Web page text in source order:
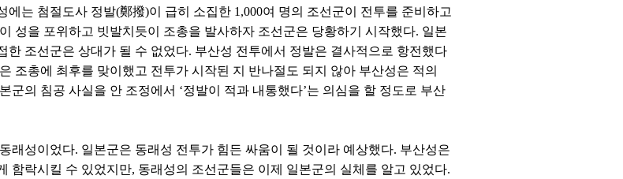
에는 첨절도사 정발(鄭撥)이 급히 소집한 1,000여 명의 조선군이 전투를 준비하고
성을 포위하고 빗발치듯이 조총을 발사하자 조선군은 당황하기 시작했다. 일본
한 조선군은 상대가 될 수 없었다. 부산성 전투에서 정발은 결사적으로 항전했다
조총에 최후를 맞이했고 전투가 시작된 지 반나절도 되지 않아 부산성은 적의
군의 침공 사실을 안 조정에서 ‘정발이 적과 내통했다’는 의심을 할 정도로 부산
래성이었다. 일본군은 동래성 전투가 힘든 싸움이 될 것이라 예상했다. 부산성은
함락시킬 수 있었지만, 동래성의 조선군들은 이제 일본군의 실체를 알고 있었다.